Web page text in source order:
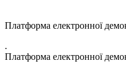
Платформа електронної
.
Платформа електронної